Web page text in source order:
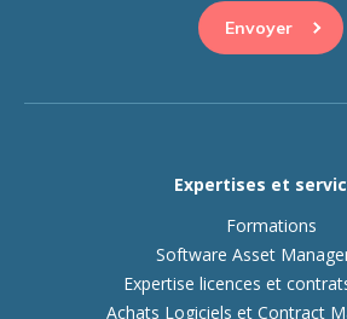
Expertises et
Formations
Software Asset
Expertise licences et
Achats Logiciels et Contract